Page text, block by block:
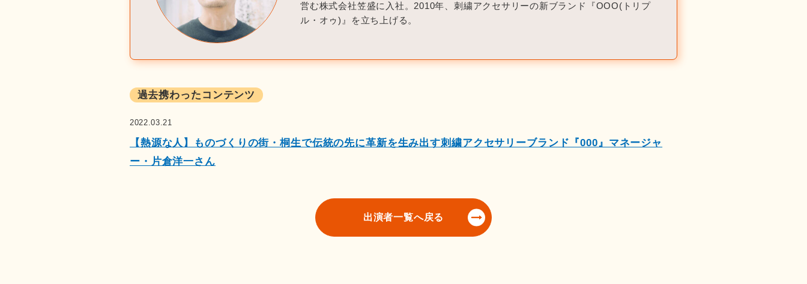
営む株式会社笠盛に入社。2010年、刺繍アクセサリーの新ブランド『OOO(トリプ
ル・オゥ)』を立ち上げる。
過去携わったコンテンツ
2022.03.21
【熱源な人】ものづくりの街・桐生で伝統の先に革新を生み出す刺繍アクセサリーブランド『000』マネージャ
ー・片倉洋一さん
出演者一覧へ戻る